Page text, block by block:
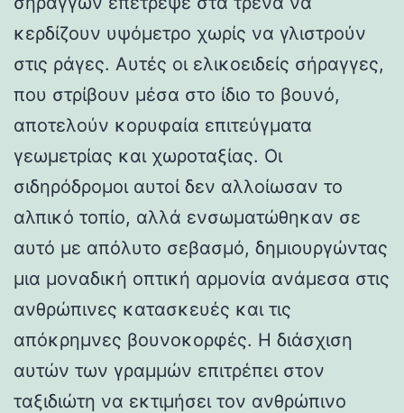
κερδίζουν υψόμετρο χωρίς να γλιστρούν
στις ράγες. Αυτές οι ελικοειδείς σήραγγες,
που στρίβουν μέσα στο ίδιο το βουνό,
αποτελούν κορυφαία επιτεύγματα
γεωμετρίας και χωροταξίας. Οι
σιδηρόδρομοι αυτοί δεν αλλοίωσαν το
αλπικό τοπίο, αλλά ενσωματώθηκαν σε
αυτό με απόλυτο σεβασμό, δημιουργώντας
μια μοναδική οπτική αρμονία ανάμεσα στις
ανθρώπινες κατασκευές και τις
απόκρημνες βουνοκορφές. Η διάσχιση
αυτών των γραμμών επιτρέπει στον
ταξιδιώτη να εκτιμήσει τον ανθρώπινο